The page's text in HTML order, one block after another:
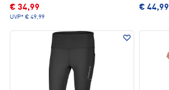
€ 34,99
UVP* € 49,99
€ 44,99